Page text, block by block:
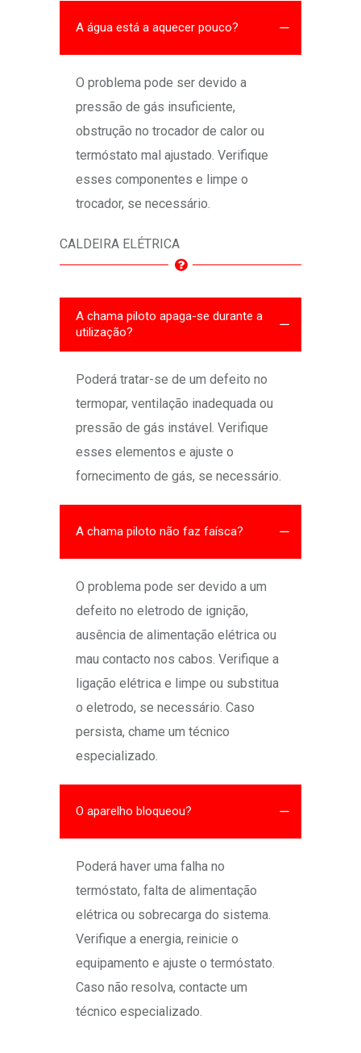
A água está a aquecer pouco?
O problema pode ser devido a
pressão de gás insuficiente,
obstrução no trocador de calor ou
termóstato mal ajustado. Verifique
esses componentes e limpe o
trocador, se necessário.
CALDEIRA ELÉTRICA
A chama piloto apaga-se durante a
utilização?
Poderá tratar-se de um defeito no
termopar, ventilação inadequada ou
pressão de gás instável. Verifique
esses elementos e ajuste o
fornecimento de gás, se necessário.
A chama piloto não faz faísca?
O problema pode ser devido a um
defeito no eletrodo de ignição,
ausência de alimentação elétrica ou
mau contacto nos cabos. Verifique a
ligação elétrica e limpe ou substitua
o eletrodo, se necessário. Caso
persista, chame um técnico
especializado.
O aparelho bloqueou?
Poderá haver uma falha no
termóstato, falta de alimentação
elétrica ou sobrecarga do sistema.
Verifique a energia, reinicie o
equipamento e ajuste o termóstato.
Caso não resolva, contacte um
técnico especializado.